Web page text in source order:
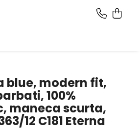
blue, modern fit,
100%
maneca scurta,
12 C181 Eterna